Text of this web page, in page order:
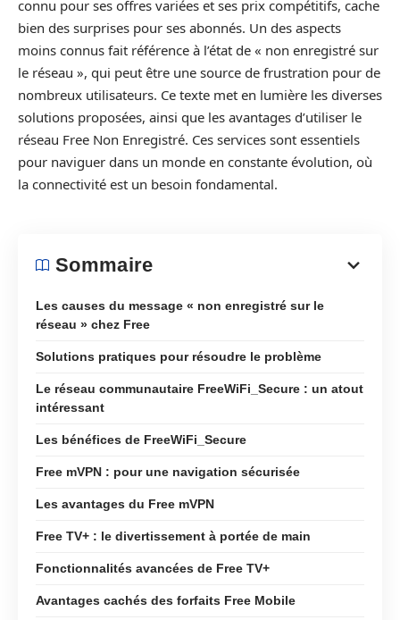
connu pour ses offres variées et ses prix compétitifs, cache
bien des surprises pour ses abonnés. Un des aspects
moins connus fait référence à l’état de « non enregistré sur
le réseau », qui peut être une source de frustration pour de
nombreux utilisateurs. Ce texte met en lumière les diverses
solutions proposées, ainsi que les avantages d’utiliser le
réseau Free Non Enregistré. Ces services sont essentiels
pour naviguer dans un monde en constante évolution, où
la connectivité est un besoin fondamental.
Sommaire
Les causes du message « non enregistré sur le
réseau » chez Free
Solutions pratiques pour résoudre le problème
Le réseau communautaire FreeWiFi_Secure : un atout
intéressant
Les bénéfices de FreeWiFi_Secure
Free mVPN : pour une navigation sécurisée
Les avantages du Free mVPN
Free TV+ : le divertissement à portée de main
Fonctionnalités avancées de Free TV+
Avantages cachés des forfaits Free Mobile